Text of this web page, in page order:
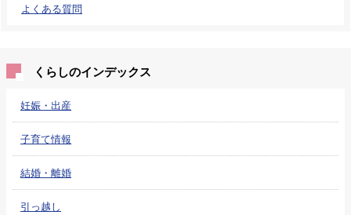
よくある質問
くらしのインデックス
妊娠・出産
子育て情報
結婚・離婚
引っ越し